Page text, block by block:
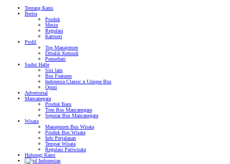
Tentang Kami
Berita
Produk
Mesin
Regulasi
Karoseri
Profil
Top Manajemen
Dibalik Kemudi
Pemerhati
Sudut Halte
Sisi lain
Bus Features
Indonesia Classic n Unique Bus
Opini
Advertorial
Mancanegara
Produk Baru
Tren Bus Mancanegara
Seputar Bus Mancanegara
Wisata
Manajemen Bus Wisata
Produk Bus Wisata
Info Perjalanan
Tempat Wisata
Regulasi Pariwisata
Hubungi Kami
Indonesian